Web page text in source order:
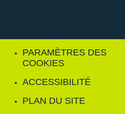
PARAMÈTRES DES
COOKIES
ACCESSIBILITÉ
PLAN DU SITE